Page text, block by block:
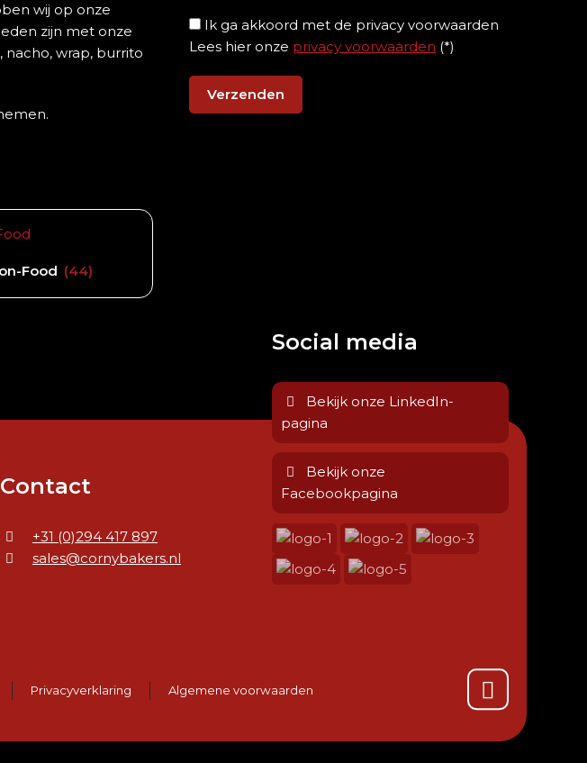
wij op onze
zijn met onze
wrap, burrito
Food (44)
Ik ga akkoord met de privacy voorwaarden
Lees hier onze privacy voorwaarden (*)
Contact
+31 (0)294 417 897
sales@cornybakers.nl
Social media
Bekijk onze LinkedIn-
pagina
Bekijk onze
Facebookpagina
Privacyverklaring Algemene voorwaarden